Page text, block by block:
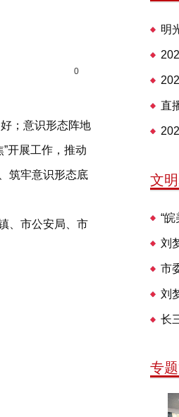
0
；意识形态阵地
开展工作，推动
筑牢意识形态底
、市公安局、市
明
文
刘
市
长
专